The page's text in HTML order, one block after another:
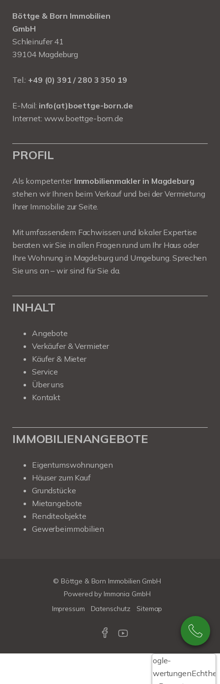
Böttge & Born Immobilien
GmbH
Schleinufer 41
39104 Magdeburg
Tel.: +49 (0) 391 / 280 3 350 19
E-Mail: info(at)boettge-born.de
Internet: www.boettge-born.de
PROFIL
Als kompetenter Immobilienmakler in Magdeburg
stehen wir Ihnen beim Verkauf und bei der Vermietung
Ihrer Immobilie zur Seite.
Mit umfassendem Fachwissen und lokaler Expertise
beraten wir Sie in allen Fragen rund um Ihr Haus oder
Ihre Wohnung in Magdeburg und Umgebung. Sprechen
Sie uns an – wir sind für Sie da.
INHALT
Angebote
Verkäufer & Vermieter
Käufer & Mieter
Service
Über uns
Kontakt
IMMOBILIENANGEBOTE
Eigentumswohnungen
Häuser zum Kauf
Grundstücke
Mietangebote
Renditeobjekte
Gewerbeimmobilien
© Böttge & Born Immobilien GmbH
Powered by Immonia GmbH
Impressum
Datenschutz Sitemap
Google-
Bewertungen